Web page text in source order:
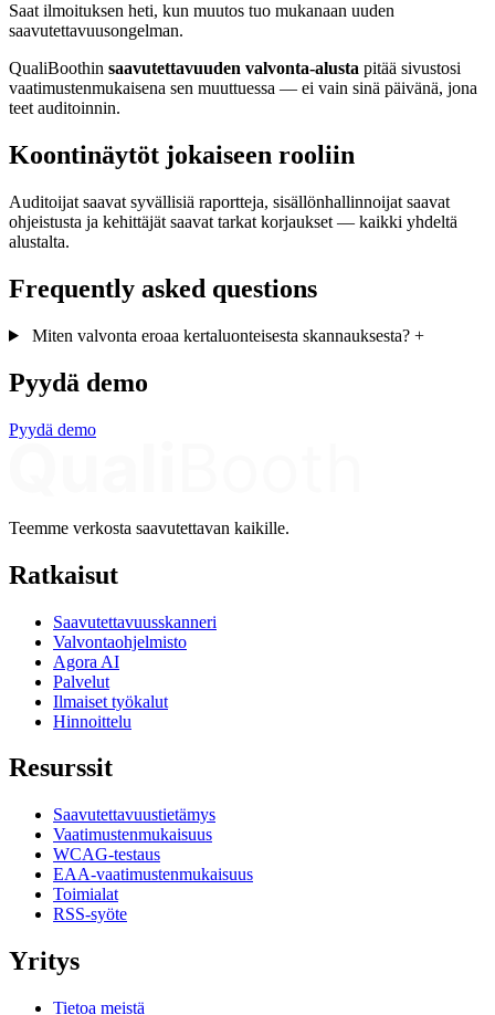
Saat ilmoituksen heti, kun muutos tuo mukanaan uuden
saavutettavuusongelman.
QualiBoothin saavutettavuuden valvonta-alusta pitää sivustosi
vaatimustenmukaisena sen muuttuessa — ei vain sinä päivänä, jona
teet auditoinnin.
Koontinäytöt jokaiseen rooliin
Auditoijat saavat syvällisiä raportteja, sisällönhallinnoijat saavat
ohjeistusta ja kehittäjät saavat tarkat korjaukset — kaikki yhdeltä
alustalta.
Frequently asked questions
Miten valvonta eroaa kertaluonteisesta skannauksesta? +
Pyydä demo
Pyydä demo
Teemme verkosta saavutettavan kaikille.
Ratkaisut
Saavutettavuusskanneri
Valvontaohjelmisto
Agora AI
Palvelut
Ilmaiset työkalut
Hinnoittelu
Resurssit
Saavutettavuustietämys
Vaatimustenmukaisuus
WCAG-testaus
EAA-vaatimustenmukaisuus
Toimialat
RSS-syöte
Yritys
Tietoa meistä